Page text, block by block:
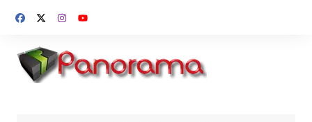
para
conteúdo